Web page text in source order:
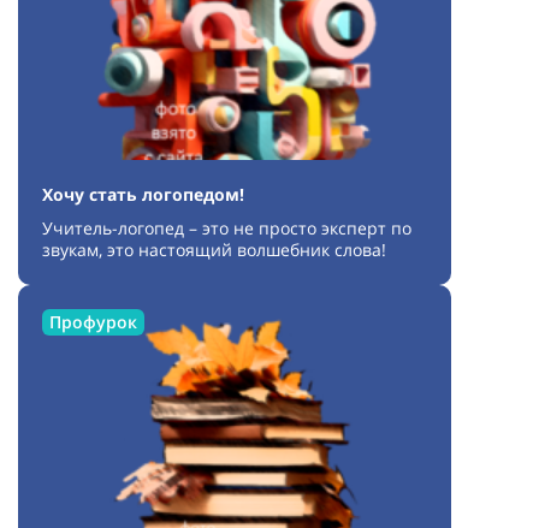
Хочу стать логопедом!
Учитель-логопед – это не просто эксперт по
звукам, это настоящий волшебник слова!
Профурок